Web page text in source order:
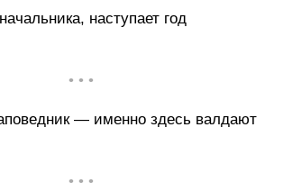
наступает год
• • •
— именно здесь валдают
• • •